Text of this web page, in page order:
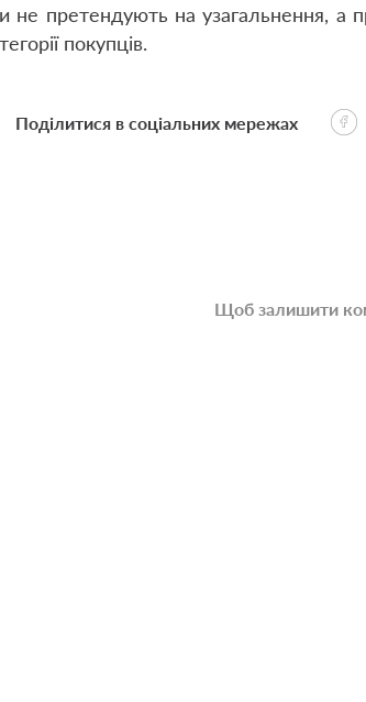
не претендують на узагальнення, а
покупців.
Поділитися в соціальних мережах
Щоб залишити